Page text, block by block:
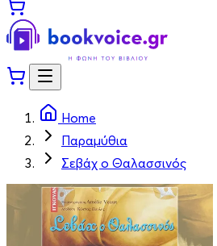
Home
Παραμύθια
Σεβάχ ο Θαλασσινός